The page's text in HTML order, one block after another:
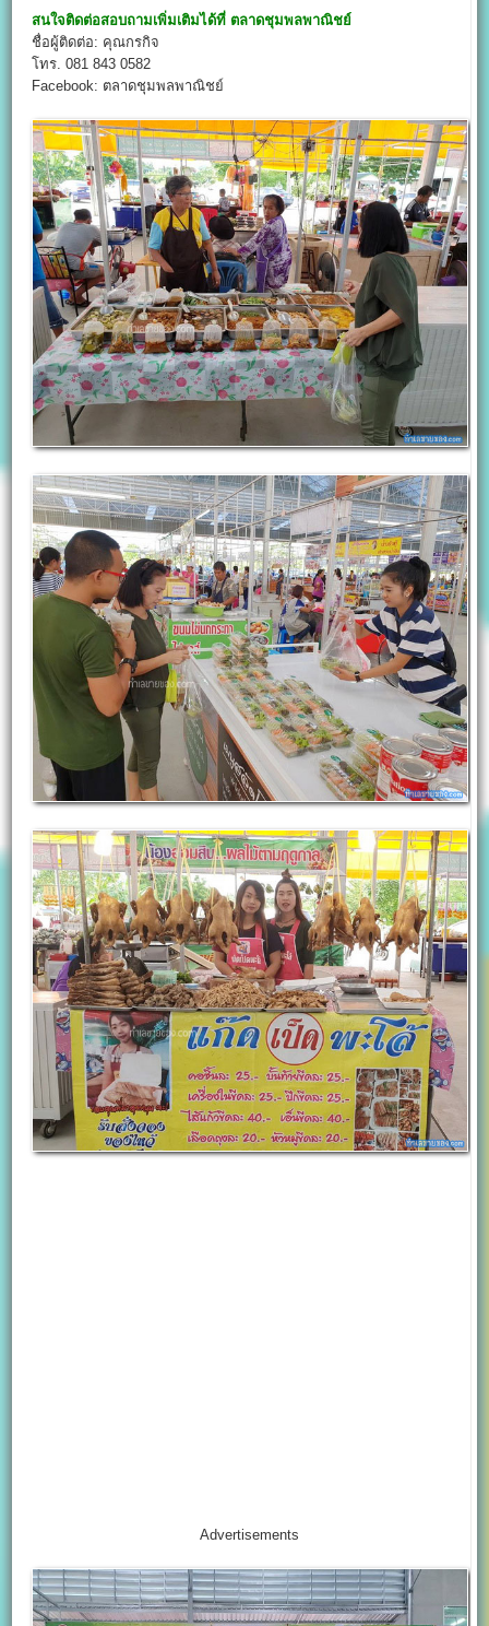
สนใจติดต่อสอบถามเพิ่มเติมได้ที่ ตลาดชุมพลพาณิชย์
ชื่อผู้ติดต่อ: คุณกรกิจ
โทร. 081 843 0582
Facebook: ตลาดชุมพลพาณิชย์
Advertisements